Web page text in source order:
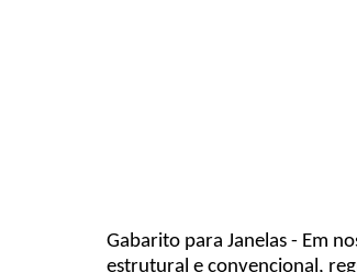
Gabarito para Janelas - Em
estrutural e convencional,